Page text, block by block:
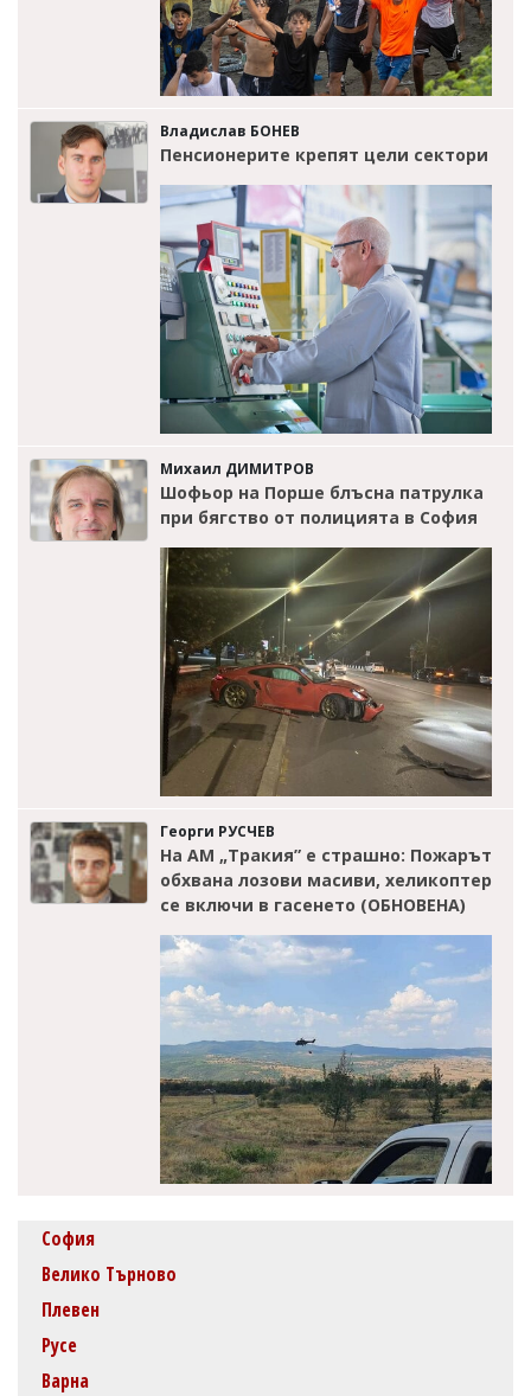
Владислав БОНЕВ
Пенсионерите крепят цели сектори
Михаил ДИМИТРОВ
Шофьор на Порше блъсна патрулка
при бягство от полицията в София
Георги РУСЧЕВ
На АМ „Тракия” е страшно: Пожарът
обхвана лозови масиви, хеликоптер
се включи в гасенето (ОБНОВЕНА)
София
Велико Търново
Плевен
Русе
Варна